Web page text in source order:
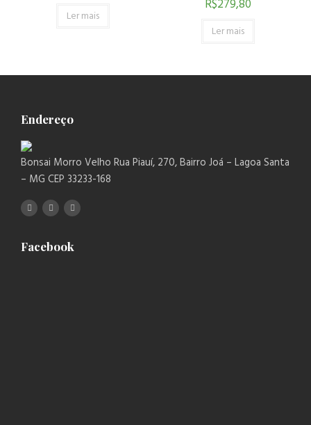
Ler mais
R$279,80
Ler mais
Endereço
Bonsai Morro Velho Rua Piauí, 270, Bairro Joá – Lagoa Santa
– MG CEP 33233-168
Facebook